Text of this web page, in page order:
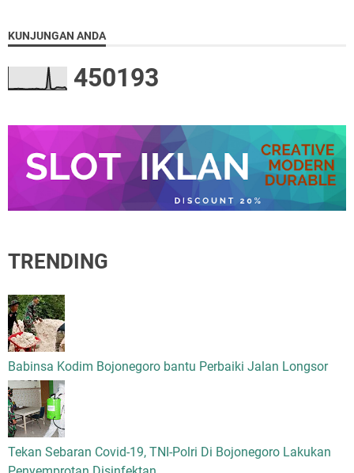
KUNJUNGAN ANDA
450193
TRENDING
Babinsa Kodim Bojonegoro bantu Perbaiki Jalan Longsor
Tekan Sebaran Covid-19, TNI-Polri Di Bojonegoro Lakukan